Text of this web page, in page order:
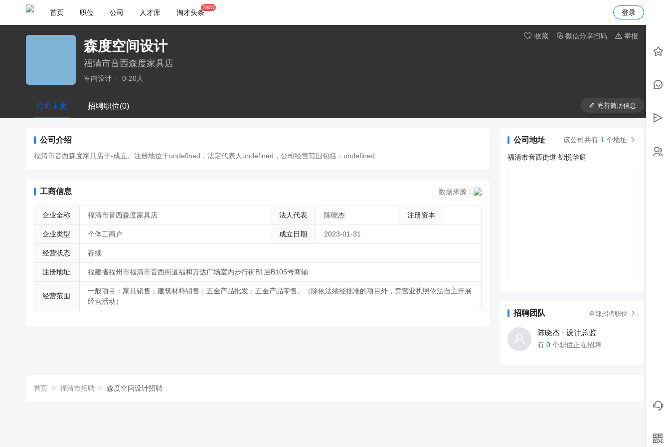
首页 职位 公司 人才库 淘才头条
New
登录
森度空间设计
福清市音西森度家具店
室内设计 · 0-20人
收藏 微信分享扫码 举报
公司主页 招聘职位(0) 完善简历信息
公司介绍
福清市音西森度家具店于-成立。注册地位于undefined，法定代表人undefined，公司经营范围包括：undefined
工商信息 数据来源：
企业全称 福清市音西森度家具店 法人代表 陈晓杰 注册资本
企业类型 个体工商户 成立日期 2023-01-31
经营状态 存续
注册地址 福建省福州市福清市音西街道福和万达广场室内步行街B1层B105号商铺
经营范围
一般项目：家具销售；建筑材料销售；五金产品批发；五金产品零售。（除依法须经批准的项目外，凭营业执照依法自主开展
经营活动）
公司地址 该公司共有 1 个地址
福清市音西街道 锦悦华庭
招聘团队 全部招聘职位
陈晓杰 · 设计总监
有 0 个职位正在招聘
首页 > 福清市招聘 > 森度空间设计招聘